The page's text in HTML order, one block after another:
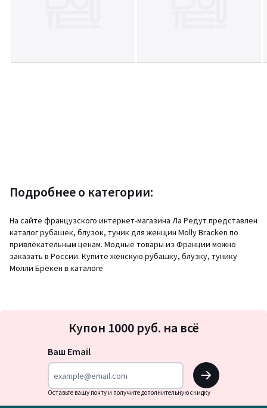
Подробнее о категории:
На сайте французского интернет-магазина Ла Редут представлен
каталог рубашек, блузок, туник для женщин Molly Bracken по
привлекательным ценам. Модные товары из Франции можно
заказать в России. Купите женскую рубашку, блузку, тунику
Молли Брекен в каталоге
на
Купон 1000 руб. на всё
Ваш Email
OK
Оставьте вашу почту и получите дополнительную скидку